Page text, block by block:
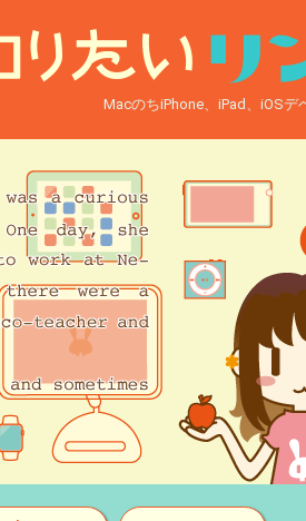
MacのちiPhone、iPad、iOS